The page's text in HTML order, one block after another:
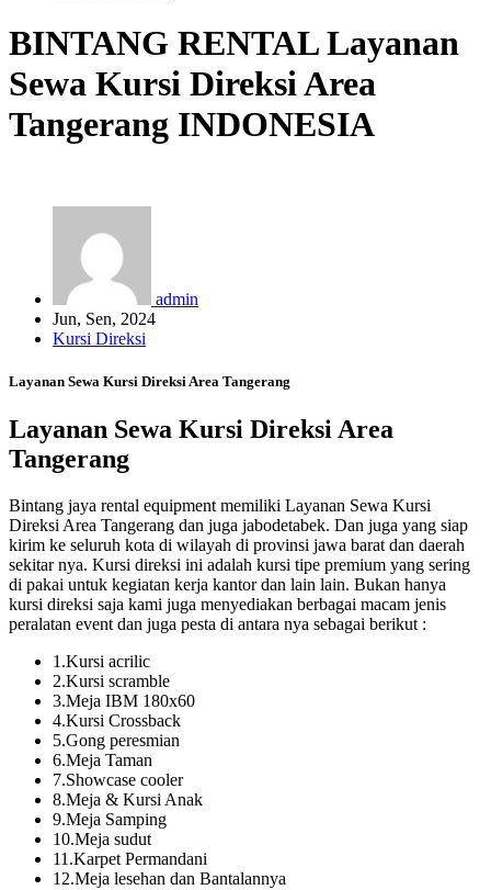
BINTANG RENTALLayanan
Sewa Kursi Direksi Area
Tangerang INDONESIA
admin
Jun, Sen, 2024
Kursi Direksi
Layanan Sewa Kursi Direksi Area Tangerang
Layanan Sewa Kursi Direksi Area
Tangerang
Bintang jaya rental equipment memiliki Layanan Sewa Kursi
Direksi Area Tangerang dan juga jabodetabek. Dan juga yang siap
kirim ke seluruh kota di wilayah di provinsi jawa barat dan daerah
sekitar nya. Kursi direksi ini adalah kursi tipe premium yang sering
di pakai untuk kegiatan kerja kantor dan lain lain. Bukan hanya
kursi direksi saja kami juga menyediakan berbagai macam jenis
peralatan event dan juga pesta di antara nya sebagai berikut :
1.Kursi acrilic
2.Kursi scramble
3.Meja IBM 180x60
4.Kursi Crossback
5.Gong peresmian
6.Meja Taman
7.Showcase cooler
8.Meja & Kursi Anak
9.Meja Samping
10.Meja sudut
11.Karpet Permandani
12.Meja lesehan dan Bantalannya